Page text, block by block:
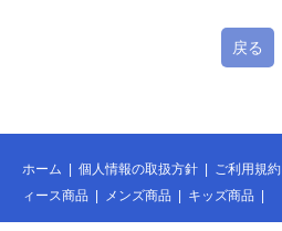
戻る
ホーム 個人情報の取扱方針 ご利用規約
ィース商品
メンズ商品 キッズ商品